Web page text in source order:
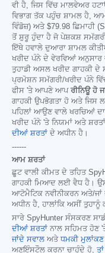
ਵੀ ਹੈ, ਜਿਸ ਵਿੱਚ ਮਾਲਵੇਅਰ
ਵਿਭਾਗ ਤੱਕ ਪਹੁੰਚ ਸ਼ਾਮਲ ਹੈ,
ਵਿੰਡੋਜ਼) ਅਤੇ $79.98 ਛਿਮਾਹੀ
ਤੋਂ ਸ਼ੁਰੂ ਹੁੰਦਾ ਹੈ ਜੋ ਪੇਸ਼ਕਸ਼
ਇੱਥੇ ਹਵਾਲੇ ਦੁਆਰਾ ਸ਼ਾਮਲ
ਖਰੀਦ ਪੰਨੇ ਦੇ ਵੇਰਵਿਆਂ ਅਨੁਸਾਰ
ਤੁਹਾਡੀ ਅਸਲ ਖਰੀਦ ਗਾਹਕੀ
ਪ੍ਰਮੋਸ਼ਨ ਸਮੱਗਰੀ/ਖਰੀਦ ਪੰਨੇ
ਫੀਸ 'ਤੇ ਆਪਣੇ ਆਪ ਰੀਨਿਊ ਹੋ
ਗਾਹਕੀ ਉਪਭੋਗਤਾ ਹੋ ਅਤੇ ਜਿਸ
ਪਹਿਲਾਂ ਆਉਣ ਵਾਲੇ ਖਰਚਿਆਂ ਦਾ
ਖਰੀਦ ਪੰਨੇ 'ਤੇ ਨਿਯਮਾਂ ਅਤੇ
ਦੀਆਂ ਸ਼ਰਤਾਂ ਦੇ ਅਧੀਨ ਹੈ।
------
ਆਮ ਸ਼ਰਤਾਂ
ਛੂਟ ਵਾਲੀ ਕੀਮਤ ਦੇ ਤਹਿਤ
ਗਾਹਕੀ ਮਿਆਦ ਲਈ ਵੈਧ ਹੈ।
ਆਟੋਮੈਟਿਕ ਨਵੀਨੀਕਰਨ ਅਤੇ/ਜਾਂ
ਅਧੀਨ ਹੈ, ਹਾਲਾਂਕਿ ਅਸੀਂ ਤੁਹਾਨੂੰ
ਸਾਰੇ SpyHunter ਸੰਸਕਰਣ
ਦੀਆਂ ਸ਼ਰਤਾਂ ਨਾਲ ਸਹਿਮਤ ਹੋਣ
ਜਾਂਦੇ ਸਵਾਲ ਅਤੇ ਧਮਕੀ
ਅਣਇੰਸਟੌਲ ਕਰਨਾ ਚਾਹੁੰਦੇ ਹੋ,